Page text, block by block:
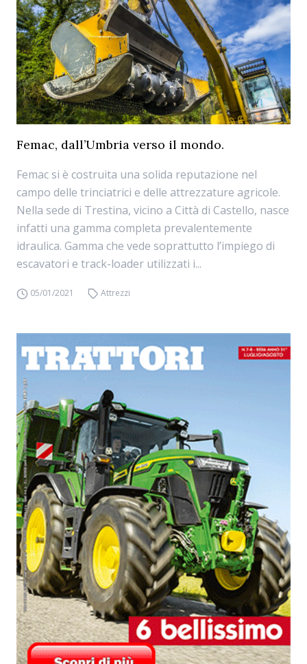
Femac, dall’Umbria verso il mondo.
Femac si è costruita una solida reputazione nel
campo delle trinciatrici e delle attrezzature agricole.
Nella sede di Trestina, vicino a Città di Castello, nasce
infatti una gamma completa prevalentemente
idraulica. Gamma che vede soprattutto l’impiego di
escavatori e track-loader utilizzati i...
05/01/2021 Attrezzi